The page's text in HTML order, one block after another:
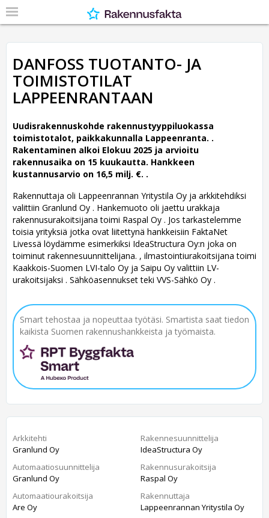
DANFOSS TUOTANTO- JA
TOIMISTOTILAT
LAPPEENRANTAAN
Uudisrakennuskohde rakennustyyppiluokassa
toimistotalot, paikkakunnalla Lappeenranta. .
Rakentaminen alkoi Elokuu 2025 ja arvioitu
rakennusaika on 15 kuukautta. Hankkeen
kustannusarvio on 16,5 milj. €. .
Rakennuttaja oli Lappeenrannan Yritystila Oy ja arkkitehdiksi
valittiin Granlund Oy . Hankemuoto oli jaettu urakkaja
rakennusurakoitsijana toimi Raspal Oy . Jos tarkastelemme
toisia yrityksiä jotka ovat liitettynä hankkeisiin FaktaNet
Livessä löydämme esimerkiksi IdeaStructura Oy:n joka on
toiminut rakennesuunnittelijana. , ilmastointiurakoitsijana toimi
Kaakkois-Suomen LVI-talo Oy ja Saipu Oy valittiin LV-
urakoitsijaksi . Sähköasennukset teki VVS-Sähkö Oy .
Smart tehostaa ja nopeuttaa työtäsi. Smartista saat tiedon
kaikista Suomen rakennushankkeista ja työmaista.
Arkkitehti
Granlund Oy
Automaatiosuunnittelija
Granlund Oy
Automaatiourakoitsija
Are Oy
Rakennesuunnittelija
IdeaStructura Oy
Rakennusurakoitsija
Raspal Oy
Rakennuttaja
Lappeenrannan Yritystila Oy